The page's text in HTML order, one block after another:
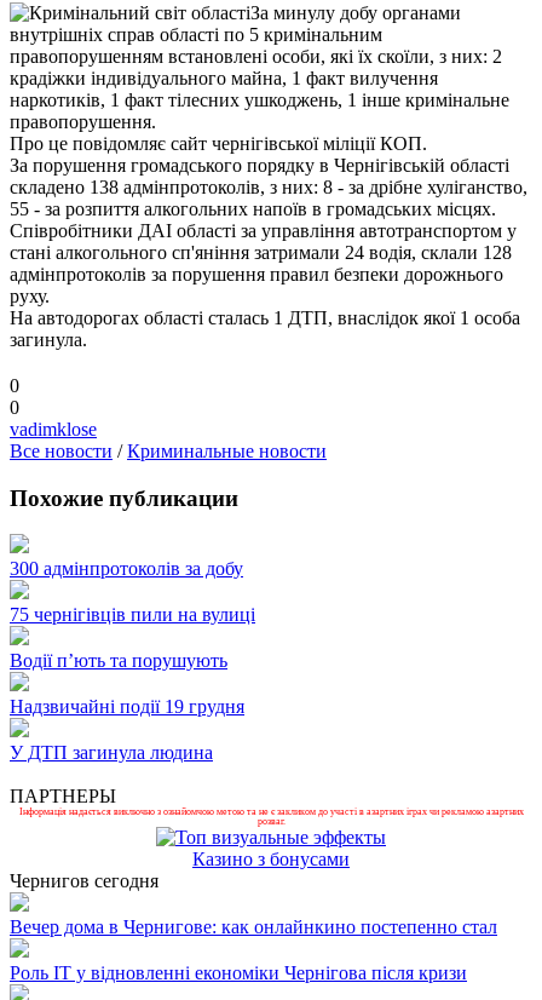
За минулу добу органами
внутрішніх справ області по 5 кримінальним
правопорушенням встановлені особи, які їх скоїли, з них: 2
крадіжки індивідуального майна, 1 факт вилучення
наркотиків, 1 факт тілесних ушкоджень, 1 інше кримінальне
правопорушення.
Про це повідомляє сайт чернігівської міліції КОП.
За порушення громадського порядку в Чернігівській області
складено 138 адмінпротоколів, з них: 8 - за дрібне хуліганство,
55 - за розпиття алкогольних напоїв в громадських місцях.
Співробітники ДАІ області за управління автотранспортом у
стані алкогольного сп'яніння затримали 24 водія, склали 128
адмінпротоколів за порушення правил безпеки дорожнього
руху.
На автодорогах області сталась 1 ДТП, внаслідок якої 1 особа
загинула.
0
0
vadimklose
Все новости /Криминальные новости
Похожие публикации
300 адмінпротоколів за добу
75 чернігівців пили на вулиці
Водії п’ють та порушують
Надзвичайні події 19 грудня
У ДТП загинула людина
ПАРТНЕРЫ
Інформація надається виключно з ознайомчою метою та не є закликом до участі в азартних іграх чи рекламою азартних
розваг.
Казино з бонусами
Чернигов сегодня
Вечер дома в Чернигове: как онлайнкино постепенно стал
Роль ІТ у відновленні економіки Чернігова після кризи